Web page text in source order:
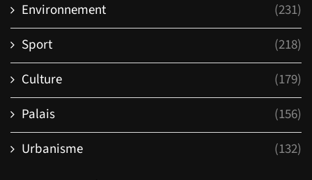
Environnement
(231)
Sport
(218)
Culture
(179)
Palais
(156)
Urbanisme
(132)